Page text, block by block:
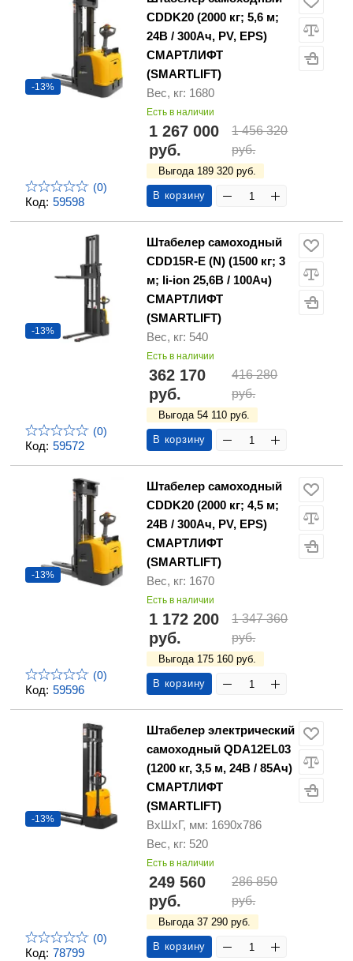
Код: 59598
-13%
(0)
CDDK20 (2000 кг; 5,6 м;
24В / 300Ач, PV, EPS)
СМАРТЛИФТ
(SMARTLIFT)
Вес, кг: 1680
Есть в наличии
1 267 000
руб.
1 456 320
руб.
Выгода 189 320 руб.
В корзину
Код: 59572
-13%
(0)
Штабелер самоходный
CDD15R-E (N) (1500 кг; 3
м; li-ion 25,6В / 100Ач)
СМАРТЛИФТ
(SMARTLIFT)
Вес, кг: 540
Есть в наличии
362 170
руб.
416 280
руб.
Выгода 54 110 руб.
В корзину
Код: 59596
-13%
(0)
Штабелер самоходный
CDDK20 (2000 кг; 4,5 м;
24В / 300Ач, PV, EPS)
СМАРТЛИФТ
(SMARTLIFT)
Вес, кг: 1670
Есть в наличии
1 172 200
руб.
1 347 360
руб.
Выгода 175 160 руб.
В корзину
Код: 78799
-13%
(0)
Штабелер электрический
самоходный QDA12EL03
(1200 кг, 3,5 м, 24В / 85Ач)
СМАРТЛИФТ
(SMARTLIFT)
ВхШхГ, мм: 1690х786
Вес, кг: 520
Есть в наличии
249 560
руб.
286 850
руб.
Выгода 37 290 руб.
В корзину